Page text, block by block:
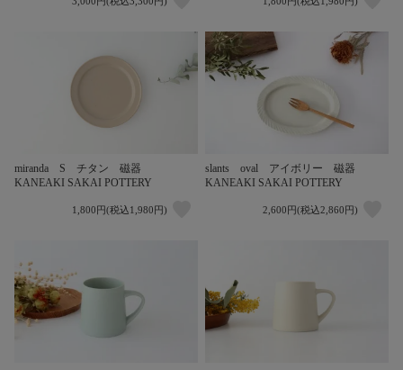
miranda S チタン 磁器
KANEAKI SAKAI POTTERY
1,800円(税込1,980円)
slants oval アイボリー 磁器
KANEAKI SAKAI POTTERY
2,600円(税込2,860円)